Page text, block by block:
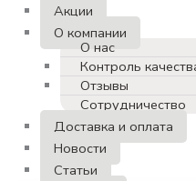
Акции
О компании
О нас
Контроль
Отзывы
Сотрудничество
Доставка и оплата
Новости
Статьи